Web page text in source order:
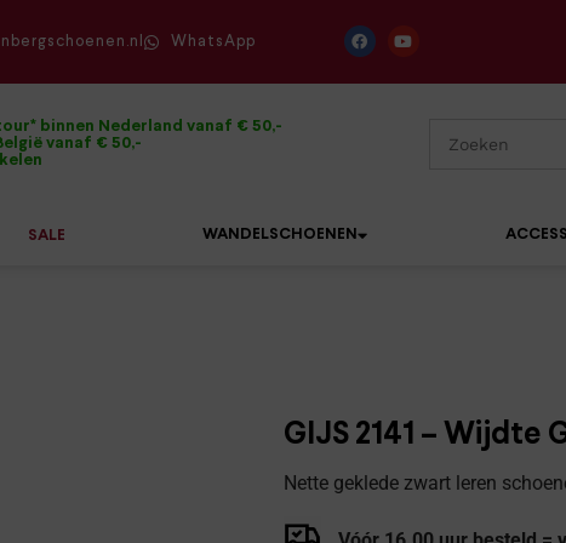
WhatsApp
binnen Nederland vanaf € 50,-
vanaf € 50,-
SALE WANDELSCHOENEN
GIJS 2141 – Wijdte
Nette geklede zwart leren